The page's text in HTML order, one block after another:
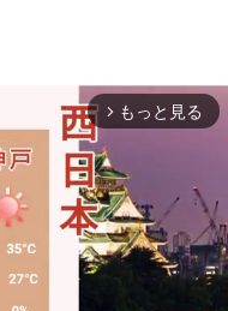
arrow_forward_ios もっと見る